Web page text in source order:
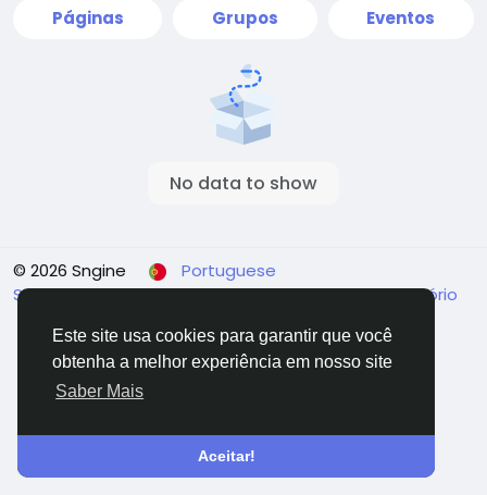
Este site usa cookies para garantir que você
obtenha a melhor experiência em nosso site
Saber Mais
Aceitar!
Páginas Grupos Eventos
No data to show
© 2026 Sngine
Portuguese
Sobre Termos Privacidade Fale Conosco Diretório